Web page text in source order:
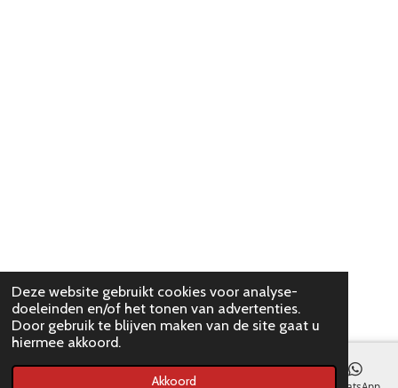
Deze website gebruikt cookies voor analyse-
doeleinden en/of het tonen van advertenties.
Door gebruik te blijven maken van de site gaat u
hiermee akkoord.
Akkoord